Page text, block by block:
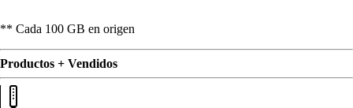
** Cada 100 GB en origen
Productos + Vendidos